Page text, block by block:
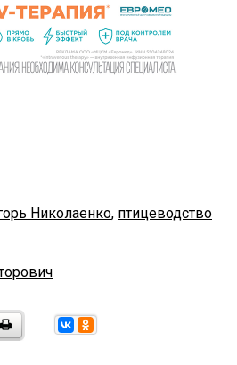
Николаенко, птицеводство